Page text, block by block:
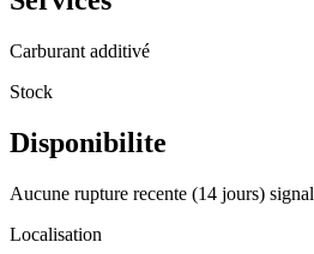
Carburant additivé
Stock
Disponibilite
Aucune rupture recente (14 jours)
Localisation